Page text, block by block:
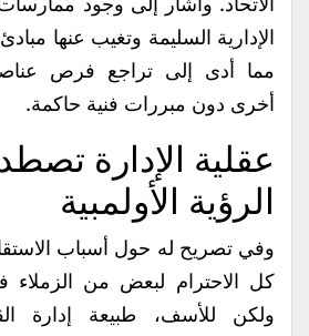
الإدارية السليمة وتغيب عنها مبادئ
مما أدى إلى تراجع فرص
أخرى دون مبررات فنية حاكمة.
​عقلية الإدارة
الرؤية الأولمبية
وفي تصريح له حول أسباب
كل الاحترام لبعض من الزملاء
ولكن للأسف، طبيعة إدارة